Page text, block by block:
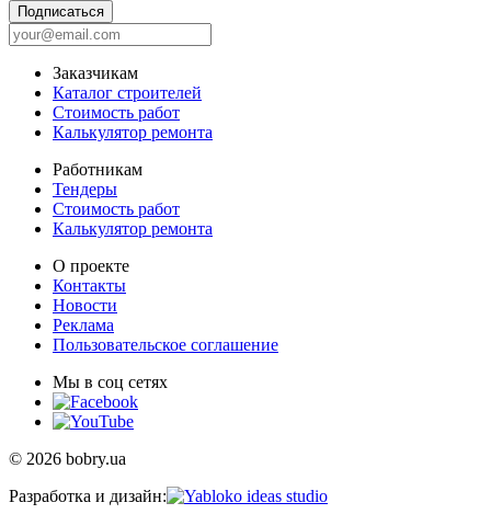
Подписаться
Заказчикам
Каталог строителей
Стоимость работ
Калькулятор ремонта
Работникам
Тендеры
Стоимость работ
Калькулятор ремонта
О проекте
Контакты
Новости
Реклама
Пользовательское соглашение
Мы в соц сетях
© 2026 bobry.ua
Разработка и дизайн: